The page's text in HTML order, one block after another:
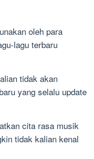
oleh para
lagu terbaru
tidak akan
yang selalu update
cita rasa musik
tidak kalian kenal